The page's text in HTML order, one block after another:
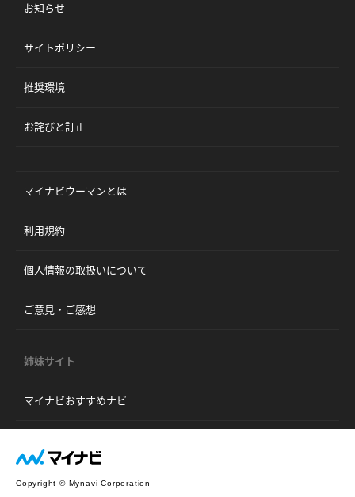
お知らせ
サイトポリシー
推奨環境
お詫びと訂正
マイナビウーマンとは
利用規約
個人情報の取扱いについて
ご意見・ご感想
姉妹サイト
マイナビおすすめナビ
Copyright © Mynavi Corporation